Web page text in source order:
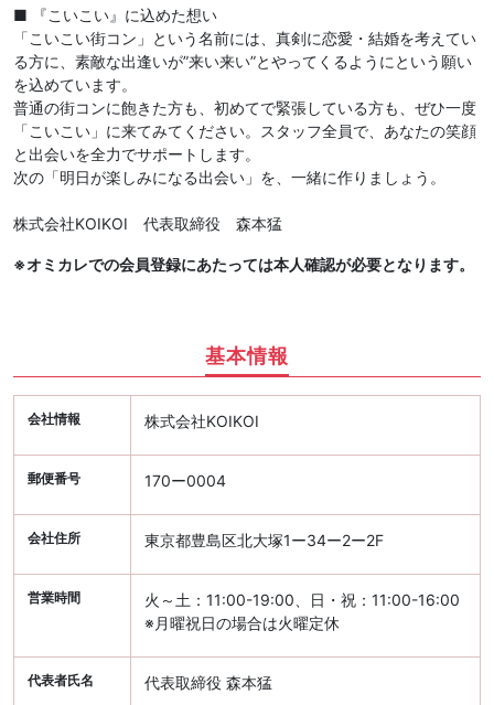
■ 『こいこい』に込めた想い
「こいこい街コン」という名前には、真剣に恋愛・結婚を考えてい
る方に、素敵な出逢いが”来い来い”とやってくるようにという願い
を込めています。
普通の街コンに飽きた方も、初めてで緊張している方も、ぜひ一度
「こいこい」に来てみてください。スタッフ全員で、あなたの笑顔
と出会いを全力でサポートします。
次の「明日が楽しみになる出会い」を、一緒に作りましょう。
株式会社KOIKOI 代表取締役 森本猛
※オミカレでの会員登録にあたっては本人確認が必要となります。
基本情報
会社情報 株式会社KOIKOI
郵便番号 170ー0004
会社住所 東京都豊島区北大塚1ー34ー2ー2F
営業時間
火～土：11:00-19:00、日・祝：11:00-16:00
※月曜祝日の場合は火曜定休
代表者氏名 代表取締役 森本猛